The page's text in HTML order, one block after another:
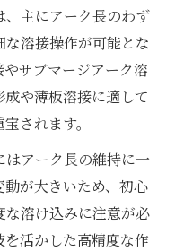
主にアーク長のわず
溶接操作が可能とな
サブマージアーク溶
や薄板溶接に適して
されます。
アーク長の維持に一
が大きいため、初心
溶け込みに注意が必
活かした高精度な作